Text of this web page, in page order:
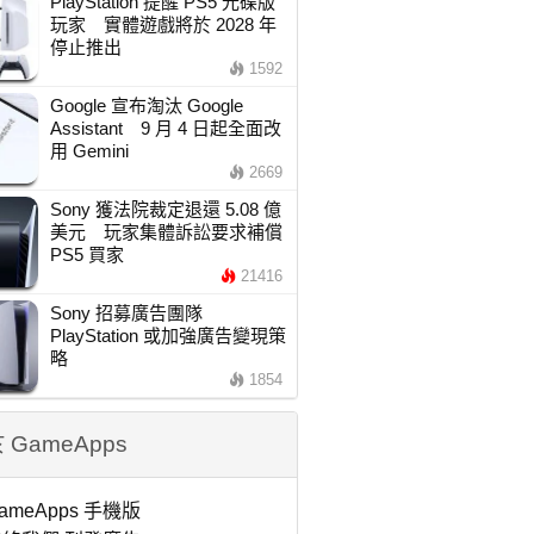
玩家 實體遊戲將於 2028 年
停止推出
1592
Google 宣布淘汰 Google
Assistant 9 月 4 日起全面改
用 Gemini
2669
Sony 獲法院裁定退還 5.08 億
美元 玩家集體訴訟要求補償
PS5 買家
21416
Sony 招募廣告團隊
PlayStation 或加強廣告變現策
略
1854
GameApps
手機版